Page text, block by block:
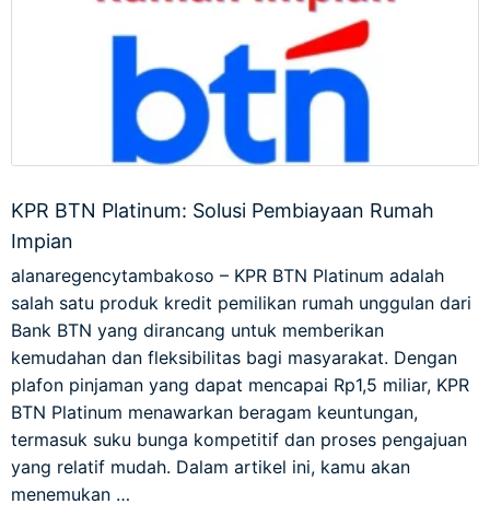
KPR BTN Platinum: Solusi Pembiayaan Rumah
Impian
alanaregencytambakoso – KPR BTN Platinum adalah
salah satu produk kredit pemilikan rumah unggulan dari
Bank BTN yang dirancang untuk memberikan
kemudahan dan fleksibilitas bagi masyarakat. Dengan
plafon pinjaman yang dapat mencapai Rp1,5 miliar, KPR
BTN Platinum menawarkan beragam keuntungan,
termasuk suku bunga kompetitif dan proses pengajuan
yang relatif mudah. Dalam artikel ini, kamu akan
menemukan …